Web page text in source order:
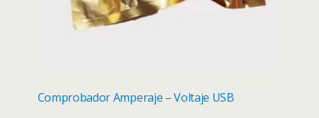
Comprobador Amperaje – Voltaje USB